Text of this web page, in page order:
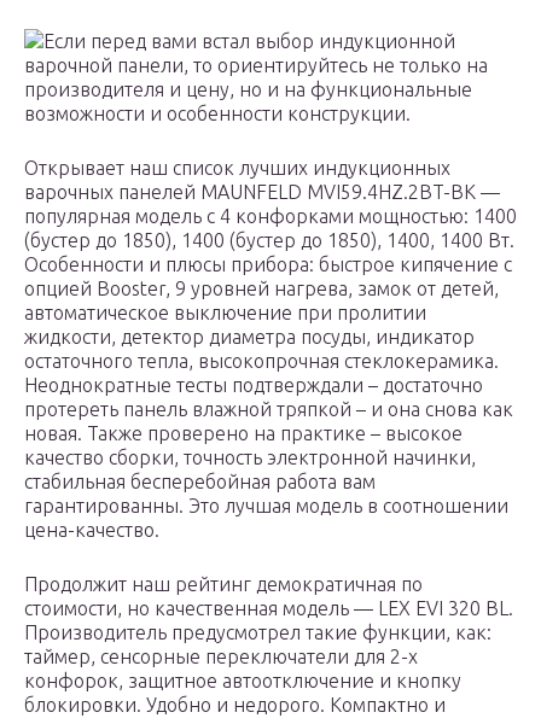
Если перед вами встал выбор индукционной
варочной панели, то ориентируйтесь не только на
производителя и цену, но и на функциональные
возможности и особенности конструкции.
Открывает наш список лучших индукционных
варочных панелей MAUNFELD MVI59.4HZ.2BT-BK —
популярная модель с 4 конфорками мощностью: 1400
(бустер до 1850), 1400 (бустер до 1850), 1400, 1400 Вт.
Особенности и плюсы прибора: быстрое кипячение с
опцией Booster, 9 уровней нагрева, замок от детей,
автоматическое выключение при пролитии
жидкости, детектор диаметра посуды, индикатор
остаточного тепла, высокопрочная стеклокерамика.
Неоднократные тесты подтверждали – достаточно
протереть панель влажной тряпкой – и она снова как
новая. Также проверено на практике – высокое
качество сборки, точность электронной начинки,
стабильная бесперебойная работа вам
гарантированны. Это лучшая модель в соотношении
цена-качество.
Продолжит наш рейтинг демократичная по
стоимости, но качественная модель — LEX EVI 320 BL.
Производитель предусмотрел такие функции, как:
таймер, сенсорные переключатели для 2-х
конфорок, защитное автоотключение и кнопку
блокировки. Удобно и недорого. Компактно и